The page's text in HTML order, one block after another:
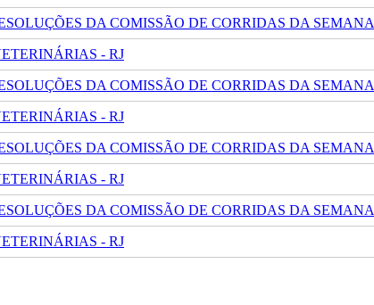
DA COMISSÃO DE CORRIDAS DA SEMANA
- RJ
DA COMISSÃO DE CORRIDAS DA SEMANA
- RJ
DA COMISSÃO DE CORRIDAS DA SEMANA
- RJ
DA COMISSÃO DE CORRIDAS DA SEMANA
- RJ